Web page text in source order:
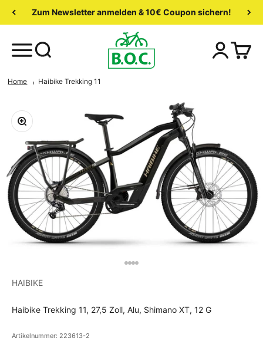
Zum Newsletter anmelden & 10€ Coupon sichern!
Home Haibike Trekking 11
HAIBIKE
Haibike Trekking 11, 27,5 Zoll, Alu, Shimano XT, 12 G
Artikelnummer: 223613-2